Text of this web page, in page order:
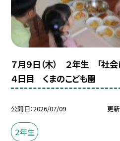
７月９日（木） ２年生 「社会
４日目 くまのこども園
公開日 2026/07/09 更
２年生